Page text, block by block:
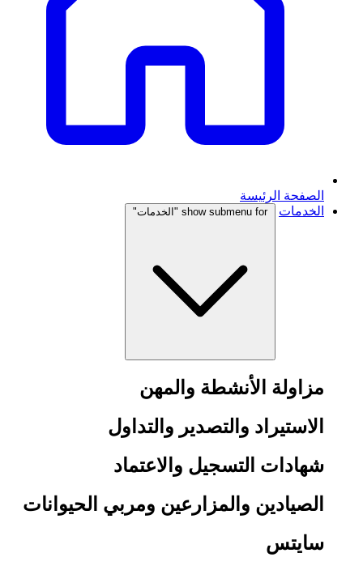
الصفحة الرئيسة
الخدمات
show submenu for "الخدمات"
مزاولة الأنشطة والمهن
الاستيراد والتصدير والتداول
شهادات التسجيل والاعتماد
الصيادين والمزارعين ومربي الحيوانات
سايتس